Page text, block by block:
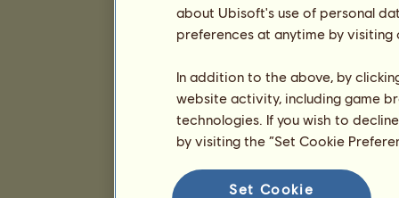
about Ubisoft's use of personal
preferences at anytime by
In addition to the above, by
website activity, including game
technologies. If you wish to
by visiting the “Set Cookie
Set Cookie